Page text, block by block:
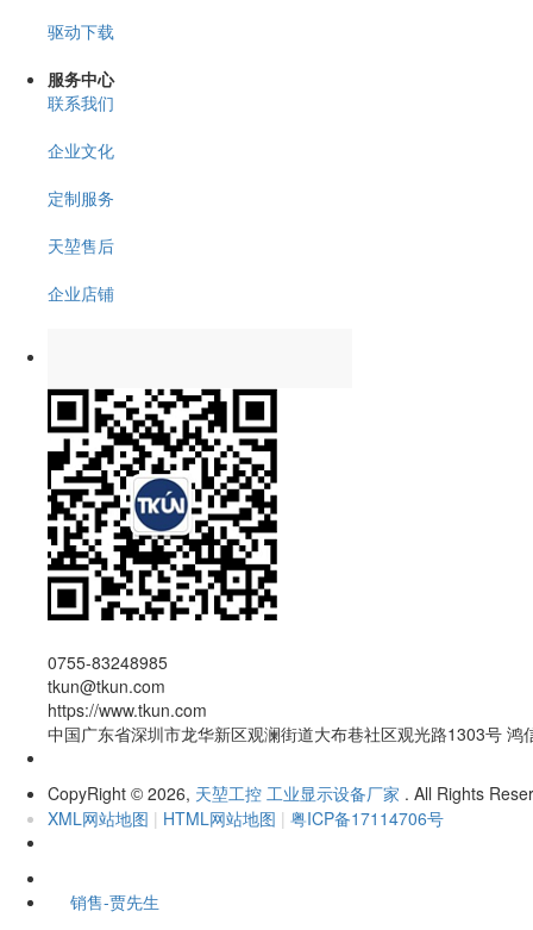
驱动下载
服务中心
联系我们
企业文化
定制服务
天堃售后
企业店铺
0755-83248985
tkun@tkun.com
https://www.tkun.com
中国广东省深圳市龙华新区观澜街道大布巷社区观光路1303号 鸿
CopyRight © 2026, 天堃工控 工业显示设备厂家 . All Rights
XML网站地图 | HTML网站地图 | 粤ICP备17114706号
销售-贾先生